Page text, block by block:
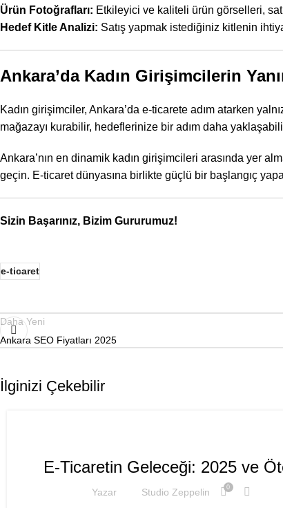
Ürün Fotoğrafları: Etkileyici ve kaliteli ürün görselleri,
Hedef Kitle Analizi: Satış yapmak istediğiniz kitlenin
Ankara’da Kadın Girişimcilerin
Kadın girişimciler, Ankara’da e-ticarete adım atarken
mağazayı kurabilir, hedeflerinize bir adım daha
Ankara’nın en dinamik kadın girişimcileri arasında yer
geçin. E-ticaret dünyasına birlikte güçlü bir başlangıç
Sizin Başarınız, Bizim Gururumuz!
e-ticaret
Daha Yeni
Ankara SEO Fiyatları 2025
İlginizi Çekebilir
E-Ticaretin Geleceği: 2025 ve
Yazar Studio Zeppelin 0